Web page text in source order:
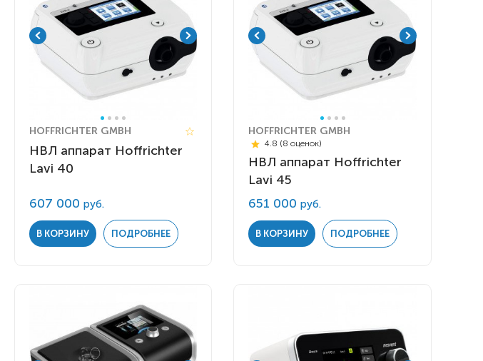
HOFFRICHTER GMBH
НВЛ аппарат Hoffrichter
Lavi 40
607 000 руб.
В КОРЗИНУ ПОДРОБНЕЕ
HOFFRICHTER GMBH
4.8 (8 оценок)
НВЛ аппарат Hoffrichter
Lavi 45
651 000руб.
В КОРЗИНУ ПОДРОБНЕЕ